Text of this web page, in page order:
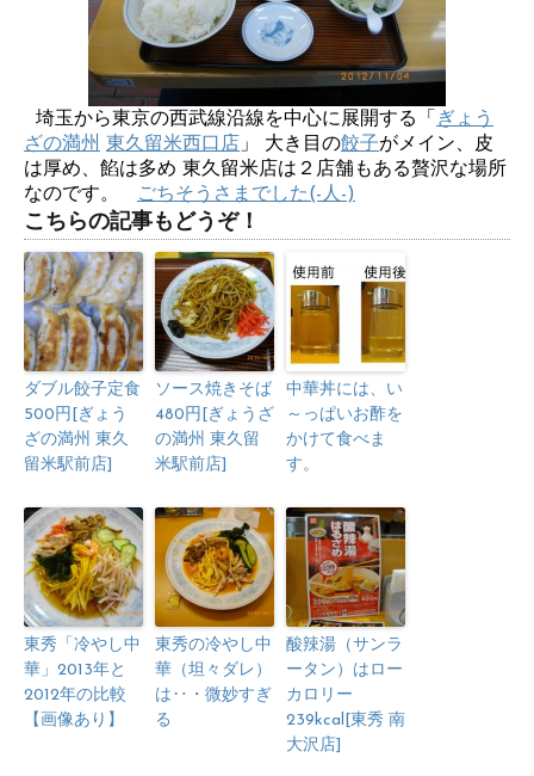
埼玉から東京の西武線沿線を中心に展開する「 ぎょう
ざの満州 東久留米西口店 」 大き目の餃子がメイン、皮
は厚め、餡は多め 東久留米店は２店舗もある贅沢な場所
なのです。
ごちそうさまでした(-人-)
こちらの記事もどうぞ！
ダブル餃子定食
500円[ぎょう
ざの満州 東久
留米駅前店]
ソース焼きそば
480円[ぎょうざ
の満州 東久留
米駅前店]
中華丼には、い
～っぱいお酢を
かけて食べま
す。
東秀「冷やし中
華」2013年と
2012年の比較
【画像あり】
東秀の冷やし中
華（坦々ダレ）
は‥・微妙すぎ
る
酸辣湯（サンラ
ータン）はロー
カロリー
239kcal[東秀 南
大沢店]